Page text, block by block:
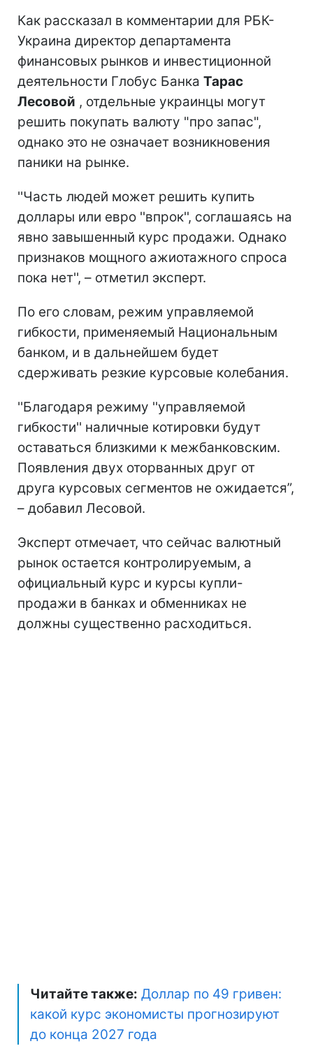
Как рассказал в комментарии для РБК-
Украина директор департамента
финансовых рынков и инвестиционной
деятельности Глобус Банка Тарас
Лесовой , отдельные украинцы могут
решить покупать валюту "про запас",
однако это не означает возникновения
паники на рынке.
''Часть людей может решить купить
доллары или евро ''впрок'', соглашаясь на
явно завышенный курс продажи. Однако
признаков мощного ажиотажного спроса
пока нет'', – отметил эксперт.
По его словам, режим управляемой
гибкости, применяемый Национальным
банком, и в дальнейшем будет
сдерживать резкие курсовые колебания.
''Благодаря режиму ''управляемой
гибкости'' наличные котировки будут
оставаться близкими к межбанковским.
Появления двух оторванных друг от
друга курсовых сегментов не ожидается”,
– добавил Лесовой.
Эксперт отмечает, что сейчас валютный
рынок остается контролируемым, а
официальный курс и курсы купли-
продажи в банках и обменниках не
должны существенно расходиться.
Читайте также: Доллар по 49 гривен:
какой курс экономисты прогнозируют
до конца 2027 года